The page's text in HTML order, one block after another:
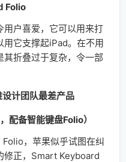
Folio
户喜爱，它可以用来打
用它支撑起iPad。在不用
折叠过于复杂，令一部
配备智能键盘Folio）
，苹果似乎试图在纠
修正，Smart Keyboard